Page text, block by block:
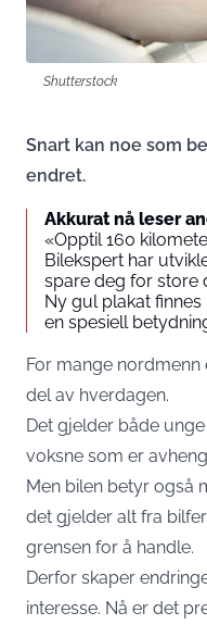
Shutterstock
Snart kan noe som
endret.
Akkurat nå leser
«Opptil 160
Bilekspert har
spare deg for store
Ny gul plakat finnes
en spesiell
For mange
del av hverdagen.
Det gjelder både
voksne som er
Men bilen betyr også
det gjelder alt fra
grensen for å handle.
Derfor skaper
interesse. Nå er det